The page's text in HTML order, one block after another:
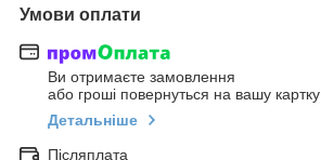
Умови оплати
Ви отримаєте замовлення
або гроші повернуться на вашу картку
Детальніше
Післяплата